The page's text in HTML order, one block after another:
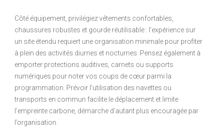
Côté équipement, privilégiez vêtements confortables,
chaussures robustes et gourde réutilisable : l’expérience sur
un site étendu requiert une organisation minimale pour profiter
à plein des activités diurnes et nocturnes. Pensez également à
emporter protections auditives, carnets ou supports
numériques pour noter vos coups de cœur parmi la
programmation. Prévoir l’utilisation des navettes ou
transports en commun facilite le déplacement et limite
l’empreinte carbone, démarche d’autant plus encouragée par
l’organisation.